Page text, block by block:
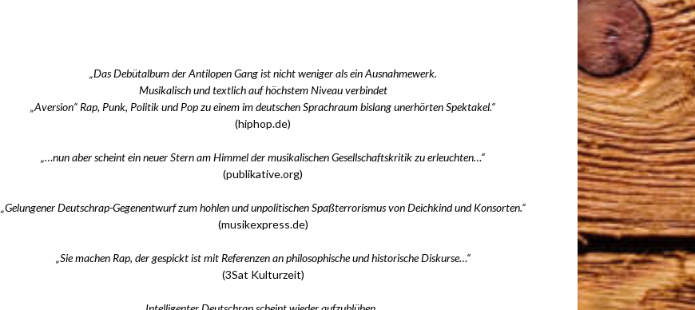
„Das Debütalbum der Antilopen Gang ist nicht weniger als ein Ausnahmewerk.
Musikalisch und textlich auf höchstem Niveau verbindet
„Aversion“ Rap, Punk, Politik und Pop zu einem im deutschen Sprachraum bislang unerhörten Spektakel.“
(hiphop.de)
„…nun aber scheint ein neuer Stern am Himmel der musikalischen Gesellschaftskritik zu erleuchten…“
(publikative.org)
„Gelungener Deutschrap-Gegenentwurf zum hohlen und unpolitischen Spaßterrorismus von Deichkind und Konsorten.“
(musikexpress.de)
„Sie machen Rap, der gespickt ist mit Referenzen an philosophische und historische Diskurse…“
(3Sat Kulturzeit)